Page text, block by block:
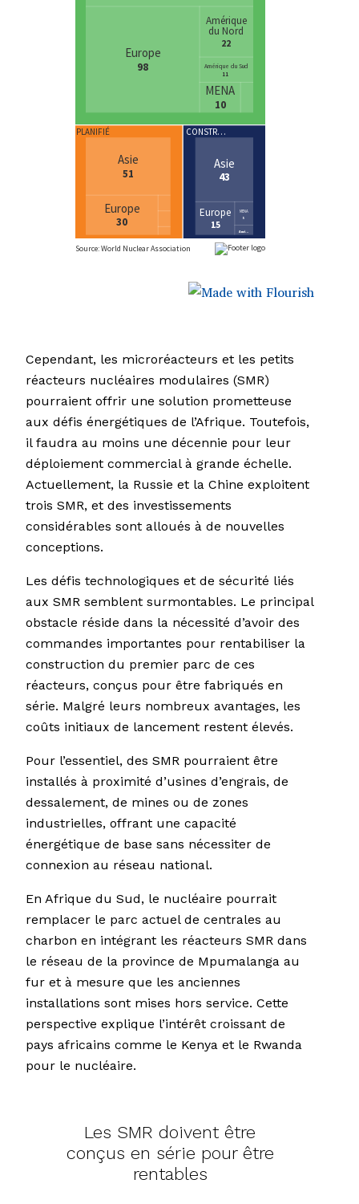
Cependant, les microréacteurs et les petits
réacteurs nucléaires modulaires (SMR)
pourraient offrir une solution prometteuse
aux défis énergétiques de l’Afrique. Toutefois,
il faudra au moins une décennie pour leur
déploiement commercial à grande échelle.
Actuellement, la Russie et la Chine exploitent
trois SMR, et des investissements
considérables sont alloués à de nouvelles
conceptions.
Les défis technologiques et de sécurité liés
aux SMR semblent surmontables. Le principal
obstacle réside dans la nécessité d’avoir des
commandes importantes pour rentabiliser la
construction du premier parc de ces
réacteurs, conçus pour être fabriqués en
série. Malgré leurs nombreux avantages, les
coûts initiaux de lancement restent élevés.
Pour l’essentiel, des SMR pourraient être
installés à proximité d’usines d’engrais, de
dessalement, de mines ou de zones
industrielles, offrant une capacité
énergétique de base sans nécessiter de
connexion au réseau national.
En Afrique du Sud, le nucléaire pourrait
remplacer le parc actuel de centrales au
charbon en intégrant les réacteurs SMR dans
le réseau de la province de Mpumalanga au
fur et à mesure que les anciennes
installations sont mises hors service. Cette
perspective explique l’intérêt croissant de
pays africains comme le Kenya et le Rwanda
pour le nucléaire.
Les SMR doivent être
conçus en série pour être
rentables